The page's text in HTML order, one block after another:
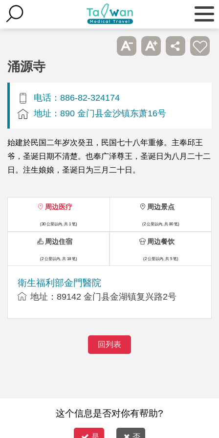
涌源寺
电话：886-82-324174
地址：890 金门县金沙镇东萧16号
始建於民国二年岁次癸丑，民国七十八年重修。主奉邱王
爷，圣诞日期不清楚。也奉广泽尊王，圣诞日为八月二十二
日。注生娘娘，圣诞日为三月二十日。
周边医疗
(30 公里以内, 共 1 笔)
衛生福利部金門醫院
地址：89142 金门县金湖镇复兴路2号
周边景点
(2 公里以内, 共 80 笔)
周边住宿
(2 公里以内, 共 18 笔)
周边餐饮
(2 公里以内, 共 5 笔)
回列表
这个信息是否对你有帮助?